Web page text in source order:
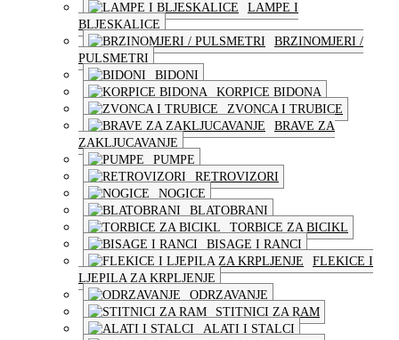
LAMPE I
BLJESKALICE
BRZINOMJERI /
PULSMETRI
BIDONI
KORPICE BIDONA
ZVONCA I TRUBICE
BRAVE ZA
ZAKLJUCAVANJE
PUMPE
RETROVIZORI
NOGICE
BLATOBRANI
TORBICE ZA BICIKL
BISAGE I RANCI
FLEKICE I
LJEPILA ZA KRPLJENJE
ODRZAVANJE
STITNICI ZA RAM
ALATI I STALCI